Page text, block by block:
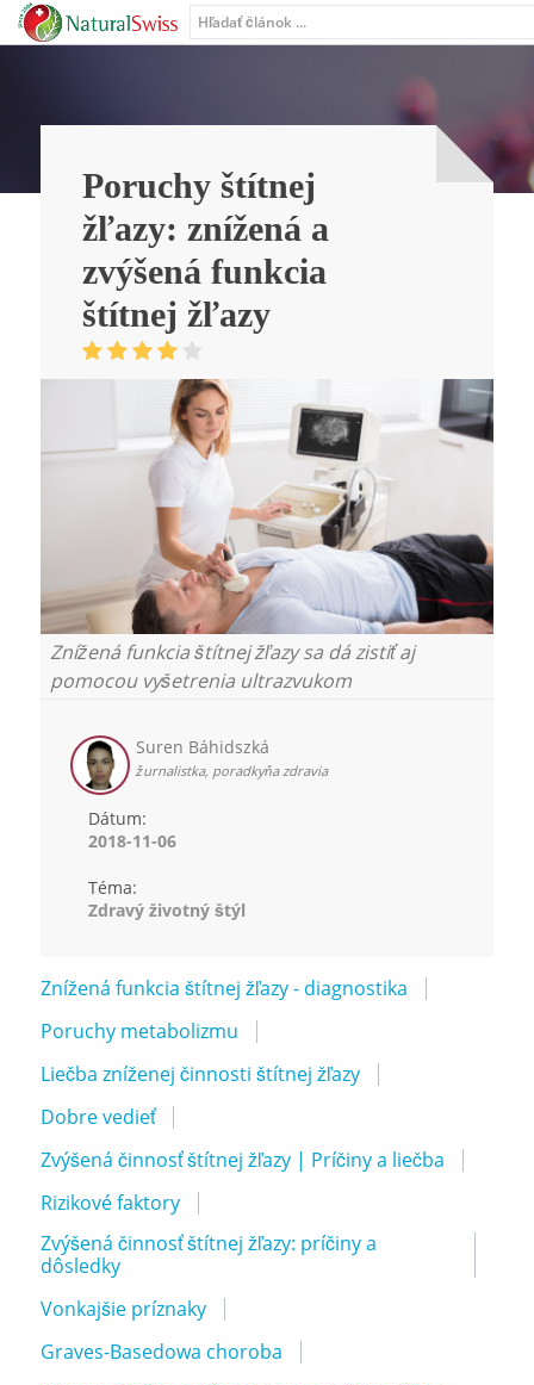
Poruchy štítnej
žľazy: znížená a
zvýšená funkcia
štítnej žľazy
Znížená funkcia štítnej žľazy sa dá zistiť aj
pomocou vyšetrenia ultrazvukom
Suren Báhidszká
žurnalistka, poradkyňa zdravia
Dátum:
2018-11-06
Téma:
Zdravý životný štýl
Znížená funkcia štítnej žľazy - diagnostika
Poruchy metabolizmu
Liečba zníženej činnosti štítnej žľazy
Dobre vedieť
Zvýšená činnosť štítnej žľazy | Príčiny a liečba
Rizikové faktory
Zvýšená činnosť štítnej žľazy: príčiny a
dôsledky
Vonkajšie príznaky
Graves-Basedowa choroba